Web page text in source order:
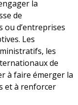
la
de
ou d’entreprises
Les
les
de
à faire émerger la
et à renforcer